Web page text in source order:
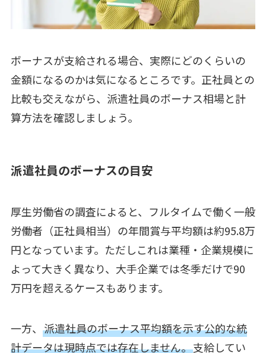
ボーナスが支給される場合、実際にどのくらいの
金額になるのかは気になるところです。正社員との
比較も交えながら、派遣社員のボーナス相場と計
算方法を確認しましょう。
派遣社員のボーナスの目安
厚生労働省の調査によると、フルタイムで働く一般
労働者（正社員相当）の年間賞与平均額は約95.8万
円となっています。ただしこれは業種・企業規模に
よって大きく異なり、大手企業では冬季だけで90
万円を超えるケースもあります。
一方、 派遣社員のボーナス平均額を示す公的な統
計データは現時点では存在しません。支給してい